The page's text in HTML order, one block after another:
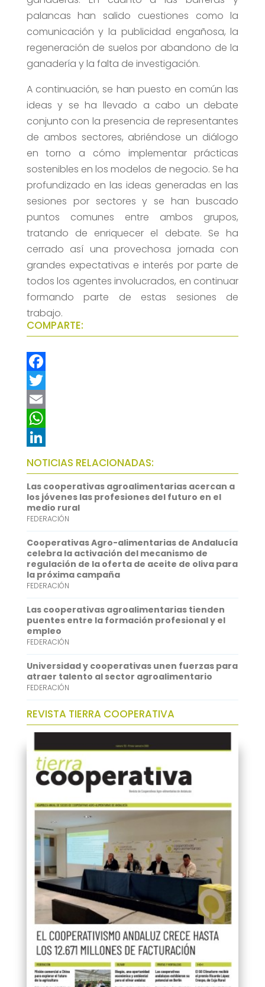
palancas han salido cuestiones como la
comunicación y la publicidad engañosa, la
regeneración de suelos por abandono de la
ganadería y la falta de investigación.
A continuación, se han puesto en común las
ideas y se ha llevado a cabo un debate
conjunto con la presencia de representantes
de ambos sectores, abriéndose un diálogo
en torno a cómo implementar prácticas
sostenibles en los modelos de negocio. Se ha
profundizado en las ideas generadas en las
sesiones por sectores y se han buscado
puntos comunes entre ambos grupos,
tratando de enriquecer el debate. Se ha
cerrado así una provechosa jornada con
grandes expectativas e interés por parte de
todos los agentes involucrados, en continuar
formando parte de estas sesiones de
trabajo.
COMPARTE:
F
a
c
e
b
o
o
k
T
w
t
t
e
r
E
m
a
i
l
W
h
a
t
s
A
p
p
L
i
n
k
e
d
I
n
NOTICIAS RELACIONADAS:
Las cooperativas agroalimentarias acercan a
los jóvenes las profesiones del futuro en el
medio rural
FEDERACIÓN
Cooperativas Agro-alimentarias de Andalucía
celebra la activación del mecanismo de
regulación de la oferta de aceite de oliva para
la próxima campaña
FEDERACIÓN
Las cooperativas agroalimentarias tienden
puentes entre la formación profesional y el
empleo
FEDERACIÓN
Universidad y cooperativas unen fuerzas para
atraer talento al sector agroalimentario
FEDERACIÓN
REVISTA TIERRA COOPERATIVA